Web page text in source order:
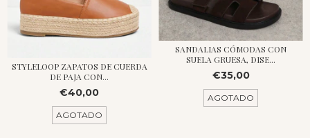
STYLELOOP ZAPATOS DE CUERDA
DE PAJA CON...
€40,00
AGOTADO
SANDALIAS CÓMODAS CON
SUELA GRUESA, DISE...
€35,00
AGOTADO